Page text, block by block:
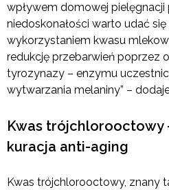
wpływem domowej
niedoskonałości warto udać
wykorzystaniem kwasu
redukcję przebarwień poprzez
tyrozynazy – enzymu
wytwarzania melaniny” –
Kwas trójchlorooctowy
kuracja anti-aging
Kwas trójchlorooctowy, znany